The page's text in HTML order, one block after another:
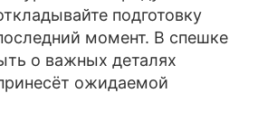
подготовку
момент. В спешке
о важных деталях
ожидаемой